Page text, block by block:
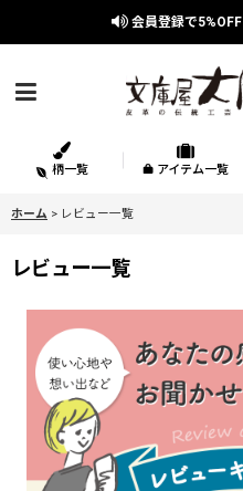
会員登録で5%OFF
柄一覧 アイテム一覧
ホーム > レビュー一覧
レビュー一覧